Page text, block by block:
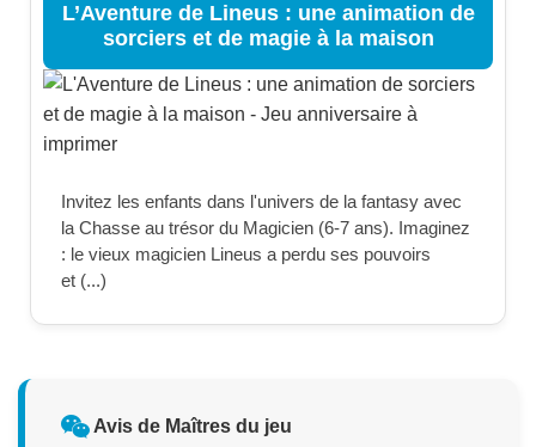
L’Aventure de Lineus : une animation de
sorciers et de magie à la maison
Invitez les enfants dans l'univers de la fantasy avec
la Chasse au trésor du Magicien (6-7 ans). Imaginez
: le vieux magicien Lineus a perdu ses pouvoirs
et (...)
Avis de Maîtres du jeu